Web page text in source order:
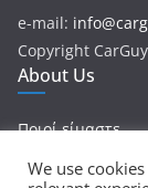
e-mail:
Copyright
About Us
Ποιοί είμαστε
We use